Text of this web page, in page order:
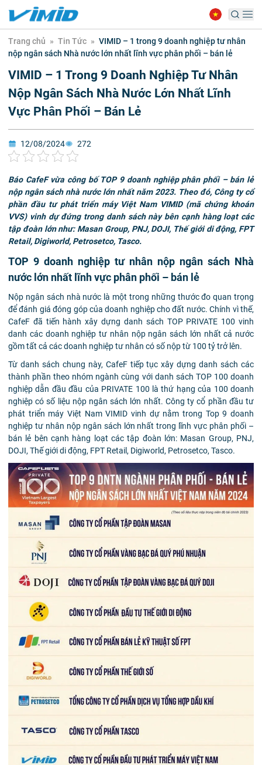
Trang chủ » Tin Tức » VIMID – 1 trong 9 doanh nghiệp tư nhân
nộp ngân sách Nhà nước lớn nhất lĩnh vực phân phối – bán lẻ
VIMID – 1 Trong 9 Doanh Nghiệp Tư Nhân
Nộp Ngân Sách Nhà Nước Lớn Nhất Lĩnh
Vực Phân Phối – Bán Lẻ
12/08/2024 272
Báo CafeF vừa công bố TOP 9 doanh nghiệp phân phối – bán lẻ
nộp ngân sách nhà nước lớn nhất năm 2023. Theo đó, Công ty cổ
phần đầu tư phát triển máy Việt Nam VIMID (mã chứng khoán
VVS) vinh dự đứng trong danh sách này bên cạnh hàng loạt các
tập đoàn lớn như: Masan Group, PNJ, DOJI, Thế giới di động, FPT
Retail, Digiworld, Petrosetco, Tasco.
TOP 9 doanh nghiệp tư nhân nộp ngân sách Nhà
nước lớn nhất lĩnh vực phân phối – bán lẻ
Nộp ngân sách nhà nước là một trong những thước đo quan trọng
để đánh giá đóng góp của doanh nghiệp cho đất nước. Chính vì thế,
CafeF đã tiến hành xây dựng danh sách TOP PRIVATE 100 vinh
danh các doanh nghiệp tư nhân nộp ngân sách lớn nhất cả nước
gồm tất cả các doanh nghiệp tư nhân có số nộp từ 100 tỷ trở lên.
Từ danh sách chung này, CafeF tiếp tục xây dựng danh sách các
thành phần theo nhóm ngành cùng với danh sách TOP 100 doanh
nghiệp dẫn đầu đầu của PRIVATE 100 là thứ hạng của 100 doanh
nghiệp có số liệu nộp ngân sách lớn nhất. Công ty cổ phần đầu tư
phát triển máy Việt Nam VIMID vinh dự nằm trong Top 9 doanh
nghiệp tư nhân nộp ngân sách lớn nhất trong lĩnh vực phân phối –
bán lẻ bên cạnh hàng loạt các tập đoàn lớn: Masan Group, PNJ,
DOJI, Thế giới di động, FPT Retail, Digiworld, Petrosetco, Tasco.